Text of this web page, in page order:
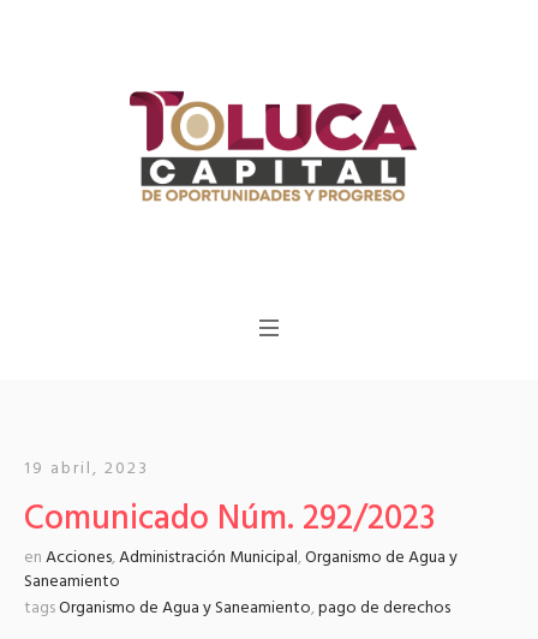
19 abril, 2023
Comunicado Núm. 292/2023
enAcciones,Administración Municipal,Organismo de Agua y
Saneamiento
tagsOrganismo de Agua y Saneamiento,pago de derechos